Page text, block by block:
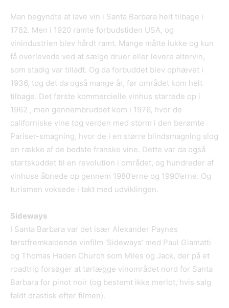
Man begyndte at lave vin i Santa Barbara helt tilbage i
1782. Men i 1920 ramte forbudstiden USA, og
vinindustrien blev hårdt ramt. Mange måtte lukke og kun
få overlevede ved at sælge druer eller levere altervin,
som stadig var tilladt. Og da forbuddet blev ophævet i
1936, tog det da også mange år, før området kom helt
tilbage. Det første kommercielle vinhus startede op i
1962 , men gennembruddet kom i 1976, hvor de
californiske vine tog verden med storm i den berømte
Pariser-smagning, hvor de i en større blindsmagning slog
en række af de bedste franske vine. Dette var da også
startskuddet til en revolution i området, og hundreder af
vinhuse åbnede op gennem 1980’erne og 1990’erne. Og
turismen voksede i takt med udviklingen.
Sideways
I Santa Barbara var det især Alexander Paynes
tørstfremkaldende vinfilm ‘Sideways’ med Paul Giamatti
og Thomas Haden Church som Miles og Jack, der på et
roadtrip forsøger at tørlægge vinområdet nord for Santa
Barbara for pinot noir (og bestemt ikke merlot, hvis salg
faldt drastisk efter filmen).